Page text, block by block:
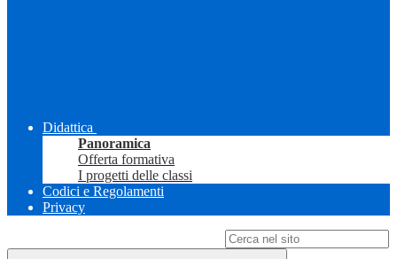
Didattica
Panoramica
Offerta formativa
I progetti delle classi
Codici e Regolamenti
Privacy